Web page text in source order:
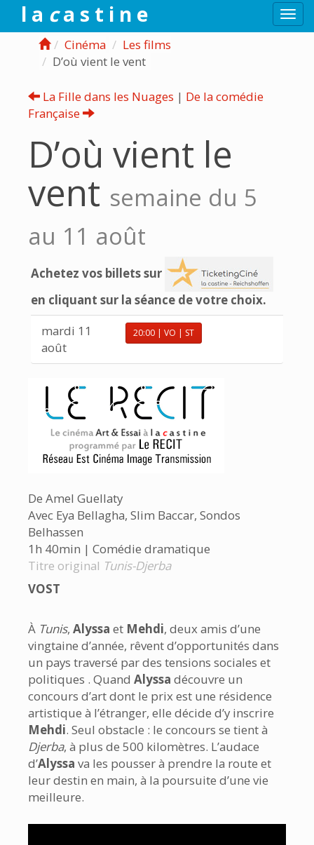
l a ca s t i n e
Cinéma
Les films
D’où vient le vent
La Fille dans les Nuages | De la comédie
Française
D’où vient le
vent semaine du 5
au 11 août
Achetez vos billets sur
en cliquant sur la séance de votre choix.
mardi 11
août
20:00 | VO | ST
De Amel Guellaty
Avec Eya Bellagha, Slim Baccar, Sondos
Belhassen
1h 40min | Comédie dramatique
Titre original Tunis-Djerba
VOST
À Tunis, Alyssa et Mehdi, deux amis d’une
vingtaine d’année, rêvent d’opportunités dans
un pays traversé par des tensions sociales et
politiques . Quand Alyssa découvre un
concours d’art dont le prix est une résidence
artistique à l’étranger, elle décide d’y inscrire
Mehdi. Seul obstacle : le concours se tient à
Djerba, à plus de 500 kilomètres. L’audace
d’Alyssa va les pousser à prendre la route et
leur destin en main, à la poursuite d’une vie
meilleure.